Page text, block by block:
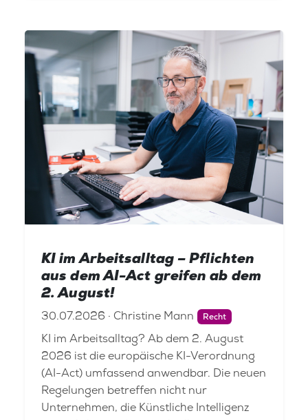
KI im Arbeitsalltag – Pflichten
aus dem AI-Act greifen ab dem
2. August!
30.07.2026 · Christine Mann Recht
KI im Arbeitsalltag? Ab dem 2. August
2026 ist die europäische KI-Verordnung
(AI-Act) umfassend anwendbar. Die neuen
Regelungen betreffen nicht nur
Unternehmen, die Künstliche Intelligenz